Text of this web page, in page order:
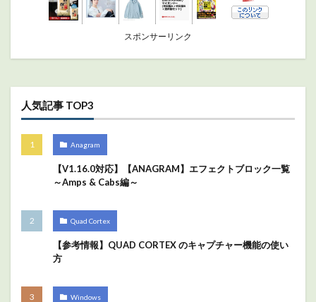
スポンサーリンク
人気記事 TOP3
Anagram
【V1.16.0対応】【ANAGRAM】エフェクトブロック一覧
～Amps & Cabs編～
Quad Cortex
【参考情報】QUAD CORTEX のキャプチャー機能の使い
方
Windows